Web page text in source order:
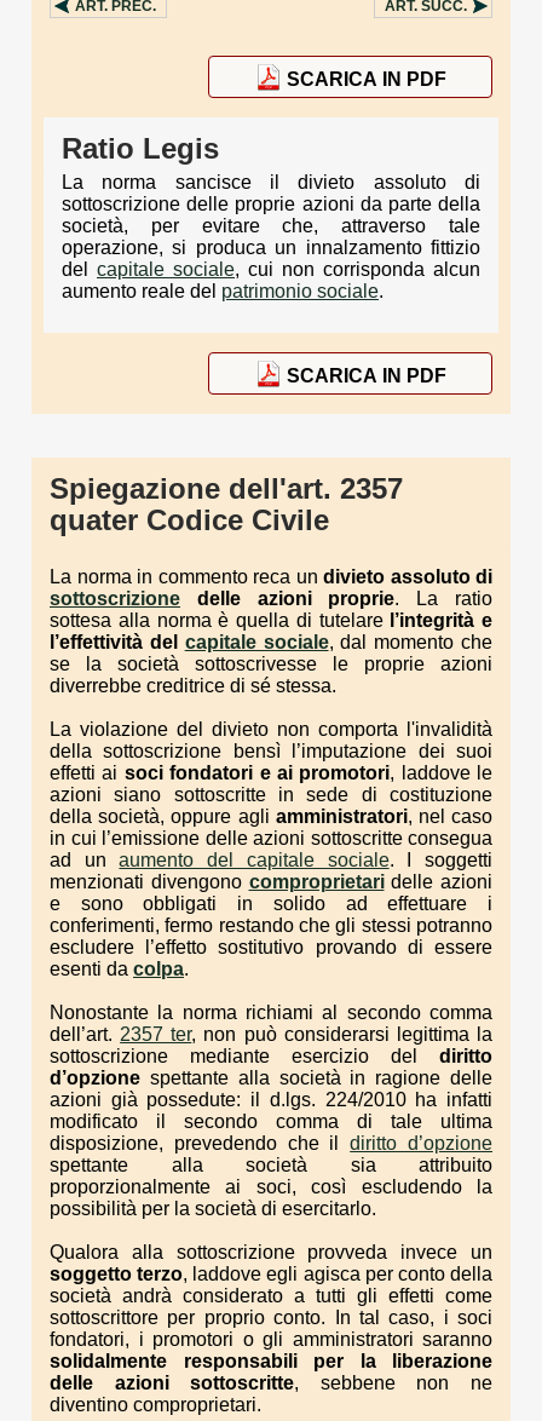
ART. PREC. ART. SUCC.
SCARICA IN PDF
Ratio Legis
La norma sancisce il divieto assoluto di
sottoscrizione delle proprie azioni da parte della
società, per evitare che, attraverso tale
operazione, si produca un innalzamento fittizio
del capitale sociale, cui non corrisponda alcun
aumento reale del patrimonio sociale.
SCARICA IN PDF
Spiegazione dell'art. 2357
quater Codice Civile
La norma in commento reca un divieto assoluto di
sottoscrizione delle azioni proprie. La ratio
sottesa alla norma è quella di tutelare l’integrità e
l’effettività del capitale sociale, dal momento che
se la società sottoscrivesse le proprie azioni
diverrebbe creditrice di sé stessa.
La violazione del divieto non comporta l'invalidità
della sottoscrizione bensì l’imputazione dei suoi
effetti ai soci fondatori e ai promotori, laddove le
azioni siano sottoscritte in sede di costituzione
della società, oppure agli amministratori, nel caso
in cui l’emissione delle azioni sottoscritte consegua
ad unaumento del capitale sociale. I soggetti
menzionati divengono comproprietaridelle azioni
e sono obbligati in solido ad effettuare i
conferimenti, fermo restando che gli stessi potranno
escludere l’effetto sostitutivo provando di essere
esenti da colpa.
Nonostante la norma richiami al secondo comma
dell’art. 2357 ter, non può considerarsi legittima la
sottoscrizione mediante esercizio del diritto
d’opzione spettante alla società in ragione delle
azioni già possedute: il d.lgs. 224/2010 ha infatti
modificato il secondo comma di tale ultima
disposizione, prevedendo che ildiritto d’opzione
spettante alla società sia attribuito
proporzionalmente ai soci, così escludendo la
possibilità per la società di esercitarlo.
Qualora alla sottoscrizione provveda invece un
soggetto terzo, laddove egli agisca per conto della
società andrà considerato a tutti gli effetti come
sottoscrittore per proprio conto. In tal caso, i soci
fondatori, i promotori o gli amministratori saranno
solidalmente responsabili per la liberazione
delle azioni sottoscritte, sebbene non ne
diventino comproprietari.